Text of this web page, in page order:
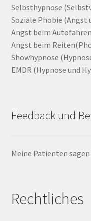
Selbsthypnose
Soziale Phobie (Angst
Angst beim
Angst beim
Showhypnose
EMDR (Hypnose und
Feedback und
Meine Patienten sagen
Rechtliches